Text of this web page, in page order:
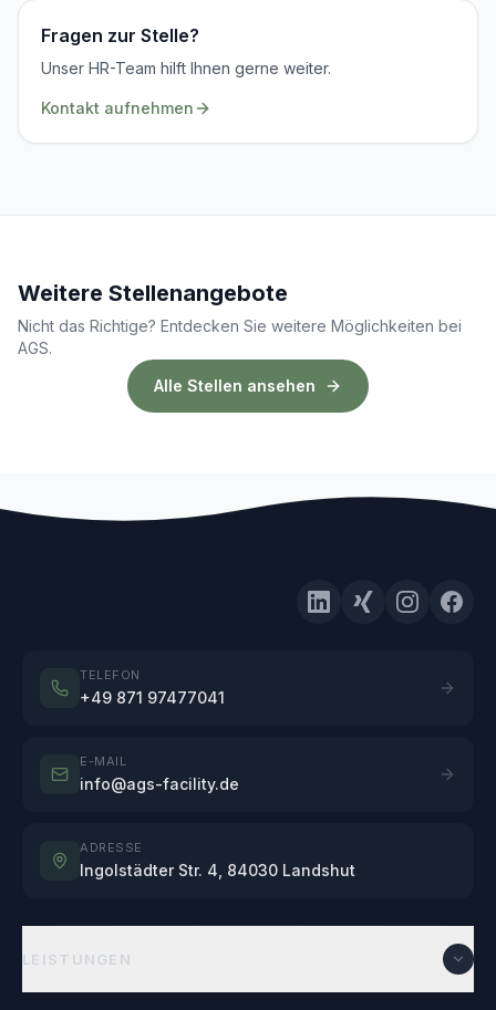
Fragen zur Stelle?
Unser HR-Team hilft Ihnen gerne weiter.
Kontakt aufnehmen
Weitere Stellenangebote
Nicht das Richtige? Entdecken Sie weitere Möglichkeiten bei
AGS.
Alle Stellen ansehen
TELEFON
+49 871 97477041
E-MAIL
info@ags-facility.de
ADRESSE
Ingolstädter Str. 4, 84030 Landshut
LEISTUNGEN